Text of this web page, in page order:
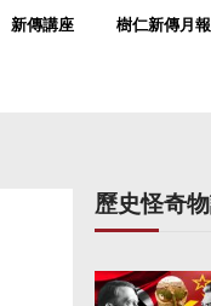
新傳講座 樹仁新傳月報
歷史怪奇